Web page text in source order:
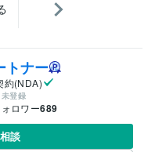
トナー
約(NDA)
未登録
ロワー689
談